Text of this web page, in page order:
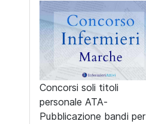
Concorsi soli titoli
personale ATA-
Pubblicazione bandi per